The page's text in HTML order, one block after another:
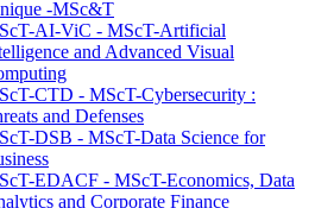
-MSc&T
AI-ViC - MScT-Artificial
and Advanced Visual
CTD - MScT-Cybersecurity :
and Defenses
DSB - MScT-Data Science for
EDACF - MScT-Economics, Data
and Corporate Finance